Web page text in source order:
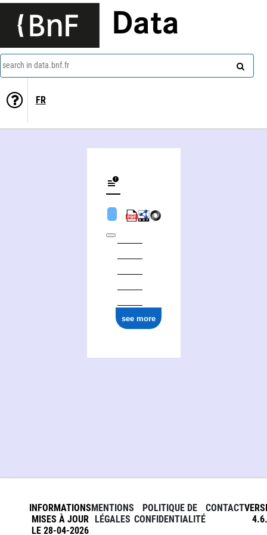
Data
search in data.bnf.fr
FR
see more
INFORMATIONS
MISES À JOUR
LE 28-04-2026
MENTIONS
LÉGALES
POLITIQUE DE
CONFIDENTIALITÉ
CONTACT